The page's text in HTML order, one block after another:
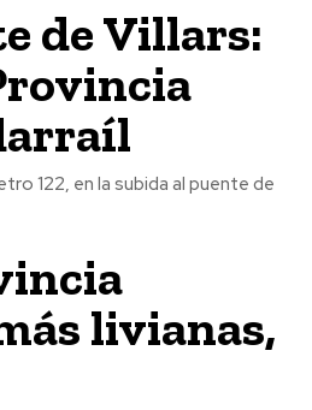
de Villars:
122, en la subida al puente de
livianas,